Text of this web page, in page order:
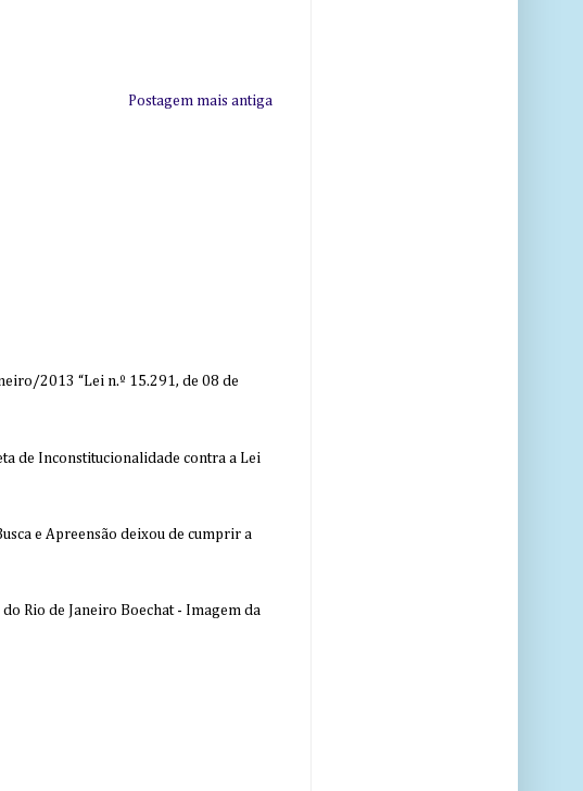
Postagem mais antiga
2013 “Lei n.º 15.291, de 08 de
de Inconstitucionalidade contra a Lei
e Apreensão deixou de cumprir a
Rio de Janeiro Boechat - Imagem da